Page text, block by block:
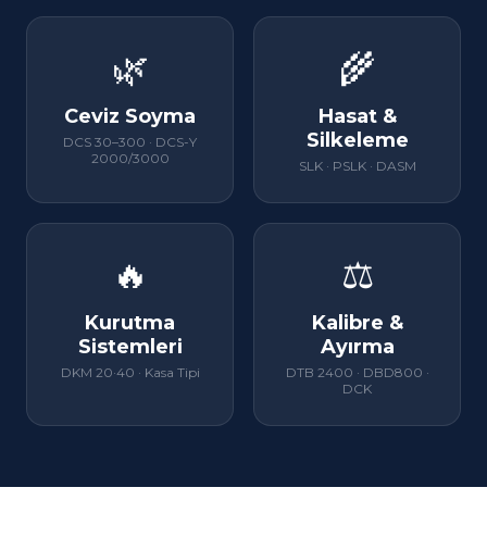
🌿
Ceviz Soyma
DCS 30–300 · DCS-Y
2000/3000
🌾
Hasat &
Silkeleme
SLK · PSLK · DASM
🔥
Kurutma
Sistemleri
DKM 20·40 · Kasa Tipi
⚖
Kalibre &
Ayırma
DTB 2400 · DBD800 ·
DCK